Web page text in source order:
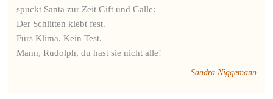
spuckt Santa zur Zeit Gift und Galle:
Der Schlitten klebt fest.
Fürs Klima. Kein Test.
Mann, Rudolph, du hast sie nicht alle!
Sandra Niggemann